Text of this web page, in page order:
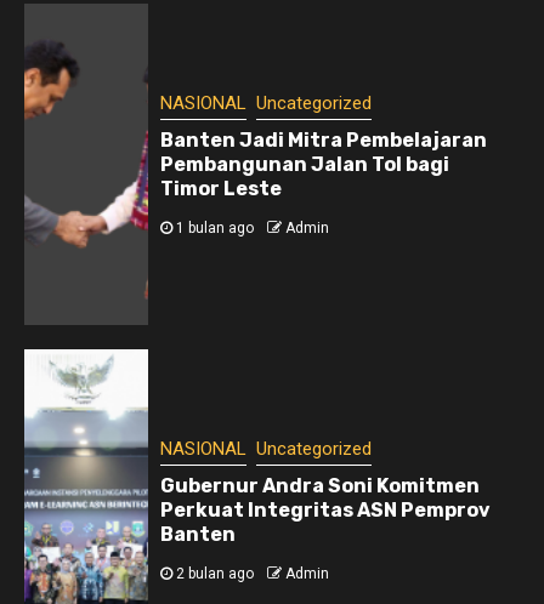
NASIONAL Uncategorized
Banten Jadi Mitra Pembelajaran
Pembangunan Jalan Tol bagi
Timor Leste
1 bulan ago Admin
NASIONAL Uncategorized
Gubernur Andra Soni Komitmen
Perkuat Integritas ASN Pemprov
Banten
2 bulan ago Admin